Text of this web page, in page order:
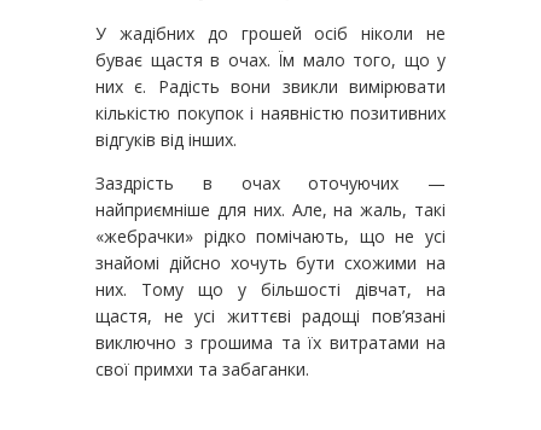
У жадібних до грошей осіб ніколи не
буває щастя в очах. Їм мало того, що у
них є. Радість вони звикли вимірювати
кількістю покупок і наявністю позитивних
відгуків від інших.
Заздрість в очах оточуючих —
найприємніше для них. Але, на жаль, такі
«жебрачки» рідко помічають, що не усі
знайомі дійсно хочуть бути схожими на
них. Тому що у більшості дівчат, на
щастя, не усі життєві радощі пов’язані
виключно з грошима та їх витратами на
свої примхи та забаганки.